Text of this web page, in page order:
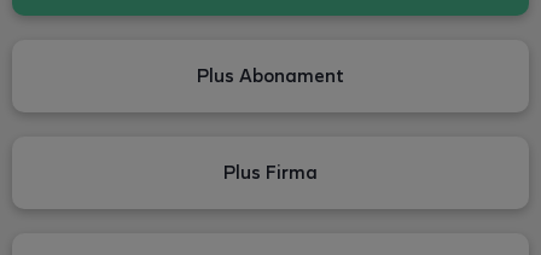
Plus Abonament
Plus Firma